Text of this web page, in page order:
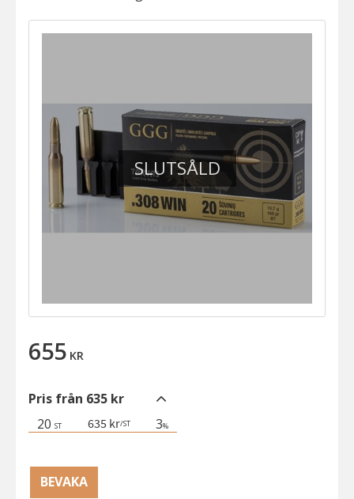
SLUTSÅLD
655 KR
Pris från 635 kr
20 ST 635 kr/ST 3%
BEVAKA